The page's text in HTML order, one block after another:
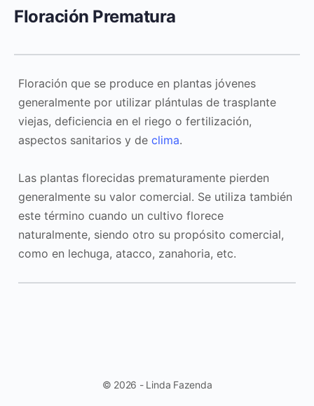
Floración Prematura
Floración que se produce en plantas jóvenes
generalmente por utilizar plántulas de trasplante
viejas, deficiencia en el riego o fertilización,
aspectos sanitarios y declima.
Las plantas florecidas prematuramente pierden
generalmente su valor comercial. Se utiliza también
este término cuando un cultivo florece
naturalmente, siendo otro su propósito comercial,
como en lechuga, atacco, zanahoria, etc.
© 2026 - Linda Fazenda